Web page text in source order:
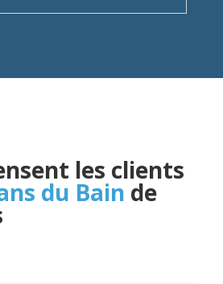
les clients
du Bain de